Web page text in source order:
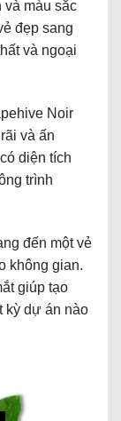
và màu sắc
đẹp sang
và ngoại
Noir
và ấn
diện tích
ng trình
đến một vẻ
không gian.
giúp tạo
kỳ dự án nào